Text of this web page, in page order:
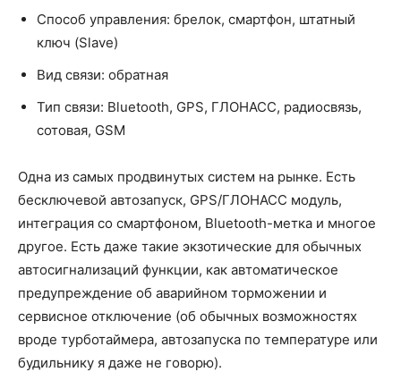
Способ управления: брелок, смартфон, штатный
ключ (Slave)
Вид связи: обратная
Тип связи: Bluetooth, GPS, ГЛОНАСС, радиосвязь,
сотовая, GSM
Одна из самых продвинутых систем на рынке. Есть
бесключевой автозапуск, GPS/ГЛОНАСС модуль,
интеграция со смартфоном, Bluetooth-метка и многое
другое. Есть даже такие экзотические для обычных
автосигнализаций функции, как автоматическое
предупреждение об аварийном торможении и
сервисное отключение (об обычных возможностях
вроде турботаймера, автозапуска по температуре или
будильнику я даже не говорю).